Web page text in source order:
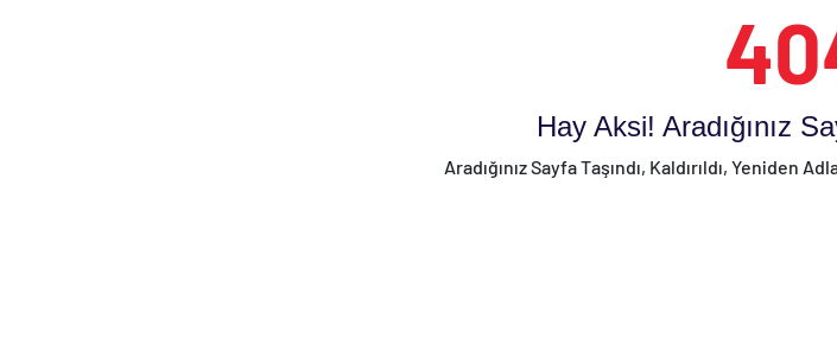
Hay Aksi! Aradığınız
Aradığınız Sayfa Taşındı, Kaldırıldı, Yeniden